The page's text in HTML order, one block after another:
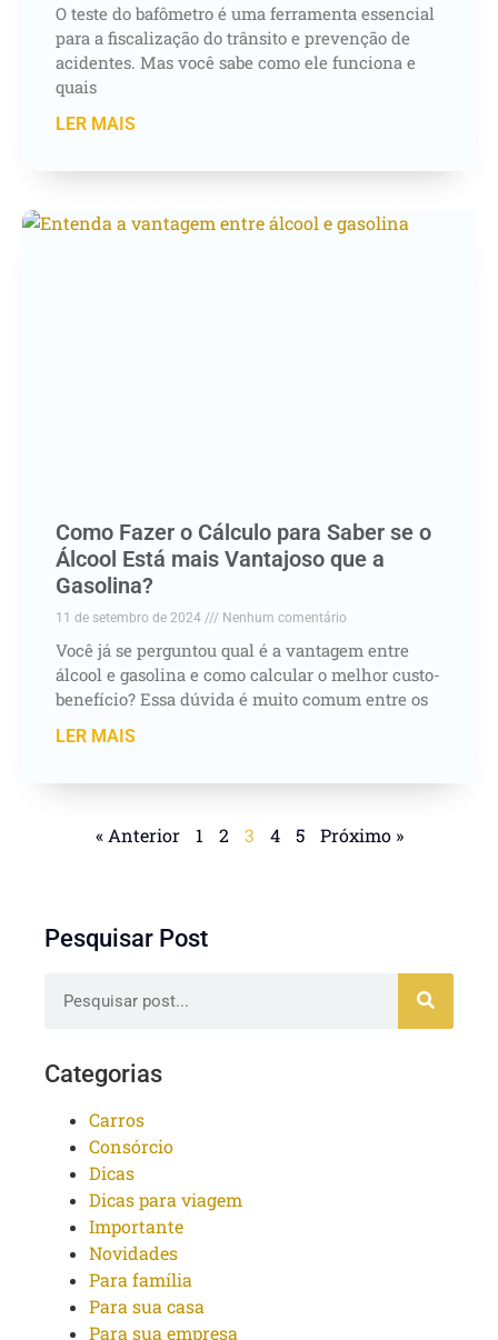
O teste do bafômetro é uma ferramenta essencial
para a fiscalização do trânsito e prevenção de
acidentes. Mas você sabe como ele funciona e
quais
LER MAIS
Como Fazer o Cálculo para Saber se o
Álcool Está mais Vantajoso que a
Gasolina?
11 de setembro de 2024 Nenhum comentário
Você já se perguntou qual é a vantagem entre
álcool e gasolina e como calcular o melhor custo-
benefício? Essa dúvida é muito comum entre os
LER MAIS
« Anterior 1 2 3 4 5 Próximo »
Pesquisar Post
Categorias
Carros
Consórcio
Dicas
Dicas para viagem
Importante
Novidades
Para família
Para sua casa
Para sua empresa